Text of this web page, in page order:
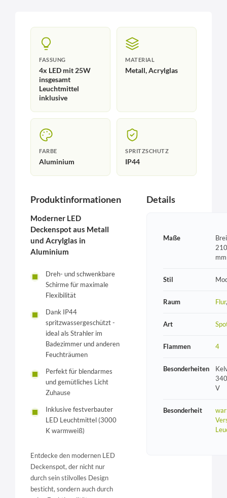
FASSUNG
4x LED mit 25W
insgesamt
Leuchtmittel
inklusive
MATERIAL
Metall, Acrylglas
FARBE
Aluminium
SPRITZSCHUTZ
IP44
Produktinformationen
Moderner LED
Deckenspot aus Metall
und Acrylglas in
Aluminium
Dreh- und schwenkbare
Schirme für maximale
Flexibilität
Dank IP44
spritzwassergeschützt -
ideal als Strahler im
Badezimmer und anderen
Feuchträumen
Perfekt für blendarmes
und gemütliches Licht
Zuhause
Inklusive festverbauter
LED Leuchtmittel (3000
K warmweiß)
Entdecke den modernen LED
Deckenspot, der nicht nur
durch sein stilvolles Design
besticht, sondern auch durch
Details
Maße
mm
Stil
Raum Flur
Art
Flammen 4
Besonderheiten
V
Besonderheit